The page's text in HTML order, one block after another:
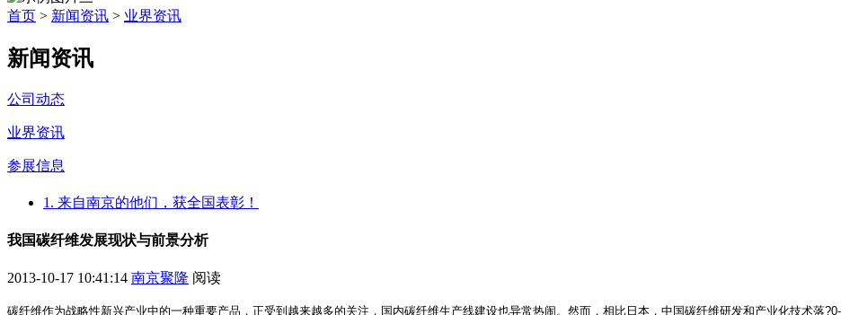
首页 > 新闻资讯 > 业界资讯
新闻资讯
公司动态
业界资讯
参展信息
1. 来自南京的他们，获全国表彰！
我国碳纤维发展现状与前景分析
2013-10-17 10:41:14 南京聚隆 阅读
碳纤维作为战略性新兴产业中的一种重要产品，正受到越来越多的关注，国内碳纤维生产线建设也异常热闹。然而，相比日本，中国碳纤维研发和产业化技术落